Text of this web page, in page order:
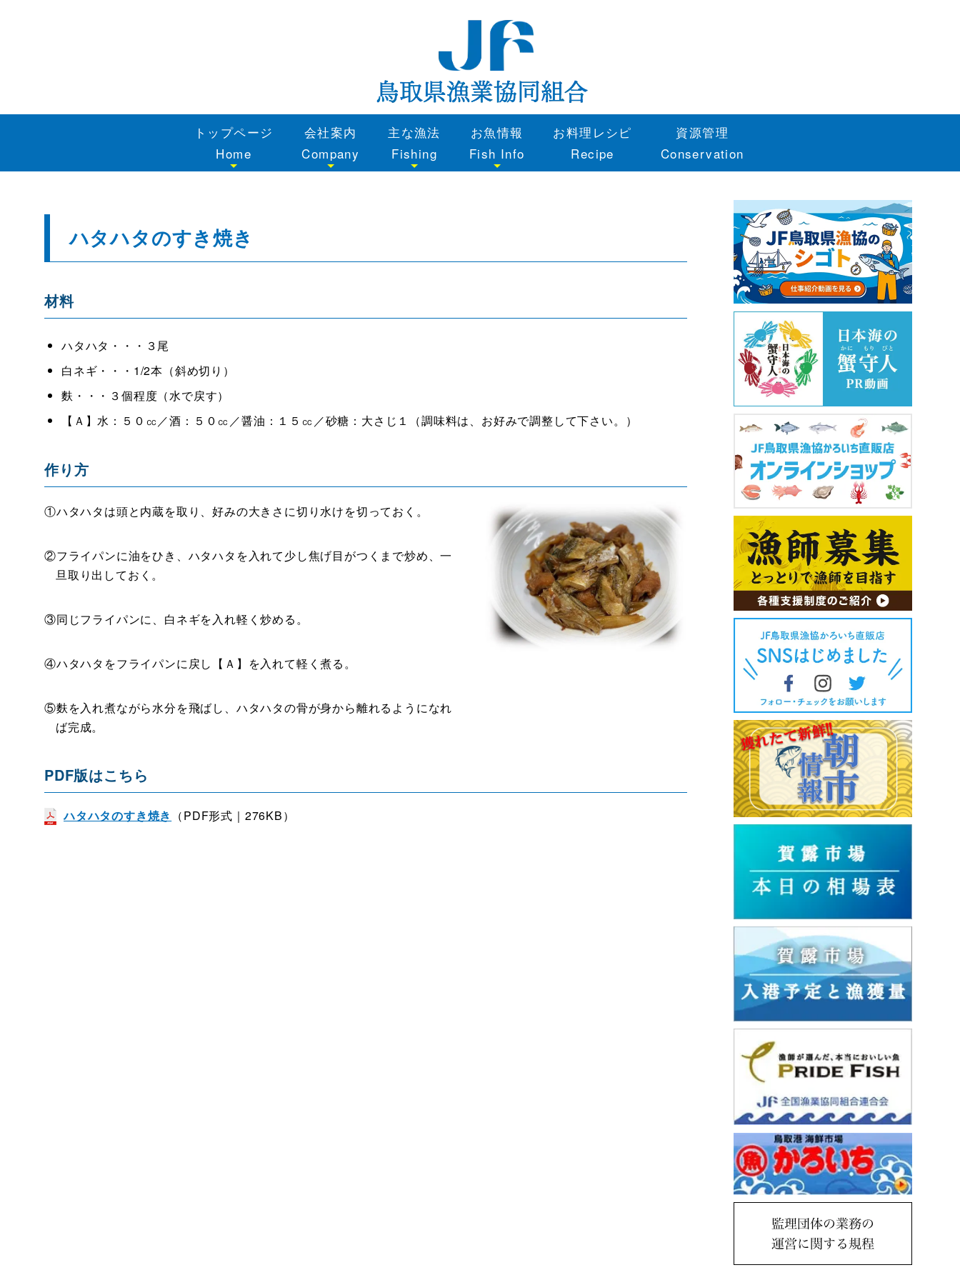
トップページ
Home
会社案内
Company
主な漁法
Fishing
お魚情報
Fish Info
お料理レシピ
Recipe
資源管理
Conservation
ハタハタのすき焼き
材料
ハタハタ・・・３尾
白ネギ・・・1/2本（斜め切り）
麩・・・３個程度（水で戻す）
【Ａ】水：５０㏄／酒：５０㏄／醤油：１５㏄／砂糖：大さじ１（調味料は、お好みで調整して下さい。）
作り方
①ハタハタは頭と内蔵を取り、好みの大きさに切り水けを切っておく。
②フライパンに油をひき、ハタハタを入れて少し焦げ目がつくまで炒め、一
旦取り出しておく。
③同じフライパンに、白ネギを入れ軽く炒める。
④ハタハタをフライパンに戻し【Ａ】を入れて軽く煮る。
⑤麩を入れ煮ながら水分を飛ばし、ハタハタの骨が身から離れるようになれ
ば完成。
PDF版はこちら
ハタハタのすき焼き （PDF形式｜276KB）